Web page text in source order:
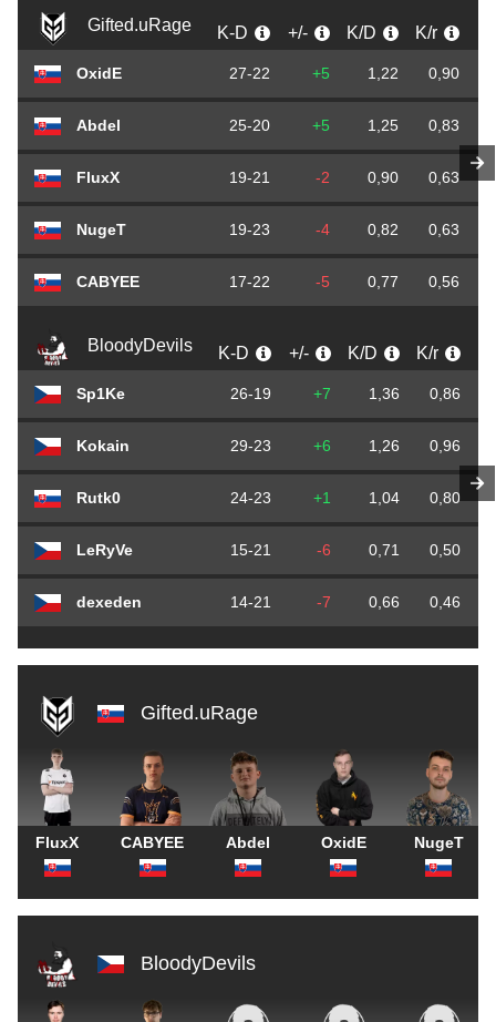
Gifted.uRage K-D +/- K/D K/r
OxidE 27-22 +5 1,22 0,90
Abdel 25-20 +5 1,25 0,83
FluxX 19-21 -2 0,90 0,63
NugeT 19-23 -4 0,82 0,63
CABYEE 17-22 -5 0,77 0,56
BloodyDevils K-D +/- K/D K/r
Sp1Ke 26-19 +7 1,36 0,86
Kokain 29-23 +6 1,26 0,96
Rutk0 24-23 +1 1,04 0,80
LeRyVe 15-21 -6 0,71 0,50
dexeden 14-21 -7 0,66 0,46
Gifted.uRage
FluxX CABYEE Abdel OxidE NugeT
BloodyDevils